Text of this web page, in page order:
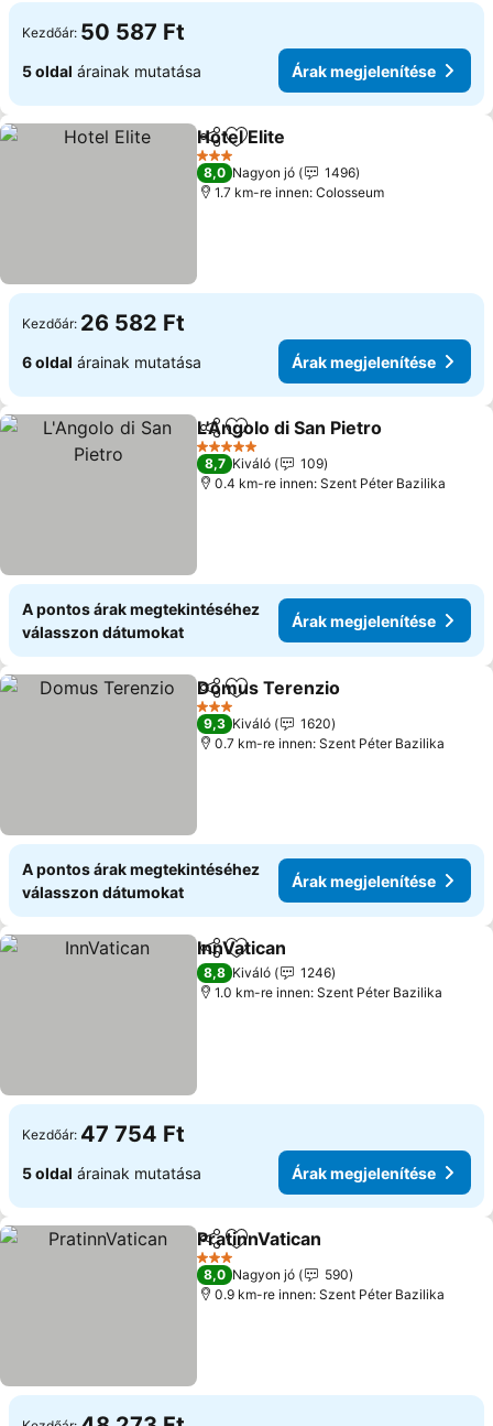
Kezdőár: 50 587 Ft
5 oldal árainak mutatása Árak megjelenítése
Megosztás
Hozzáadás a kedvencekhez
Hotel Elite
3 Kategória
8,0 Nagyon jó
1496
1.7 km-re innen: Colosseum
Kezdőár: 26 582 Ft
6 oldal árainak mutatása Árak megjelenítése
Megosztás
Hozzáadás a kedvencekhez
L'Angolo di San Pietro
5 Kategória
8,7 Kiváló
109
0.4 km-re innen: Szent Péter Bazilika
A pontos árak megtekintéséhez
válasszon dátumokat
Árak megjelenítése
Megosztás
Hozzáadás a kedvencekhez
Domus Terenzio
3 Kategória
9,3 Kiváló
1620
0.7 km-re innen: Szent Péter Bazilika
A pontos árak megtekintéséhez
válasszon dátumokat
Árak megjelenítése
Megosztás
Hozzáadás a kedvencekhez
InnVatican
8,8 Kiváló
1246
1.0 km-re innen: Szent Péter Bazilika
Kezdőár: 47 754 Ft
5 oldal árainak mutatása Árak megjelenítése
Megosztás
Hozzáadás a kedvencekhez
PratinnVatican
3 Kategória
8,0 Nagyon jó
590
0.9 km-re innen: Szent Péter Bazilika